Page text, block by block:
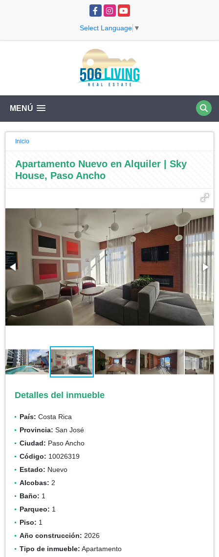
Facebook
InstagramYouTube
Select Language ▼
MENÚ
Inicio
Apartamento Nuevo en Alquiler | Sky
House, Paso Ancho
Detalles del inmueble
País: Costa Rica
Provincia: San José
Ciudad: Paso Ancho
Código: 10026319
Estado: Nuevo
Alcobas: 2
Baño: 1
Parqueo: 1
Piso: 1
Año construcción: 2026
Tipo de inmueble: Apartamento